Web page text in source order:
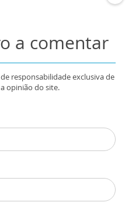
a comentar
responsabilidade exclusiva de
opinião do site.